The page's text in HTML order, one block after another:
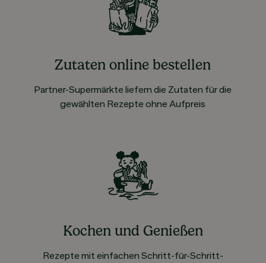
Zutaten online bestellen
Partner-Supermärkte liefern die Zutaten für die
gewählten Rezepte ohne Aufpreis
Kochen und Genießen
Rezepte mit einfachen Schritt-für-Schritt-